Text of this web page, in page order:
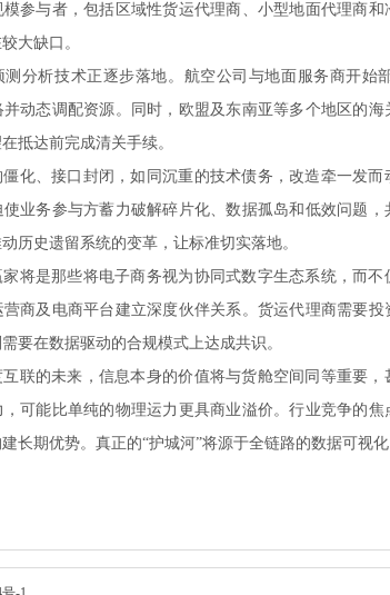
模参与者，包括区域性货运代理商、小型地面代理商
大缺口。
测分析技术正逐步落地。航空公司与地面服务商开始
动态调配资源。同时，欧盟及东南亚等多个地区的
抵达前完成清关手续。
化、接口封闭，如同沉重的技术债务，改造牵一发
业务参与方蓄力破解碎片化、数据孤岛和低效问题
历史遗留系统的变革，让标准切实落地。
将是那些将电子商务视为协同式数字生态系统，而
商及电商平台建立深度伙伴关系。货运代理商需要投
要在数据驱动的合规模式上达成共识。
联的未来，信息本身的价值将与货舱空间同等重要
可能比单纯的物理运力更具商业溢价。行业竞争的
长期优势。真正的“护城河”将源于全链路的数据可视